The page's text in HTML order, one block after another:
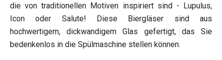
die von traditionellen Motiven inspiriert sind - Lupulus,
Icon oder Salute! Diese Biergläser sind aus
hochwertigem, dickwandigem Glas gefertigt, das Sie
bedenkenlos in die Spülmaschine stellen können.